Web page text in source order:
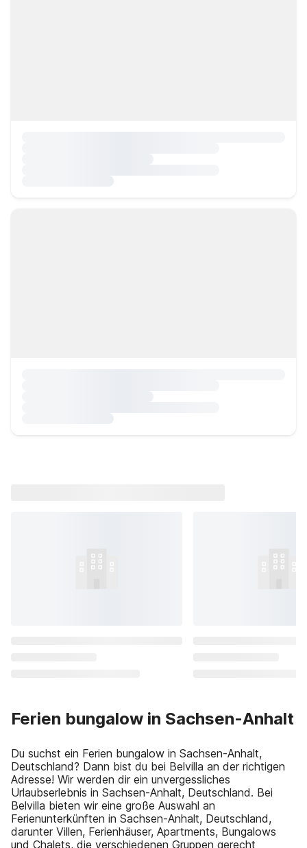
Ferien bungalow in Sachsen-Anhalt
Du suchst ein Ferien bungalow in Sachsen-Anhalt,
Deutschland? Dann bist du bei Belvilla an der richtigen
Adresse! Wir werden dir ein unvergessliches
Urlaubserlebnis in Sachsen-Anhalt, Deutschland. Bei
Belvilla bieten wir eine große Auswahl an
Ferienunterkünften in Sachsen-Anhalt, Deutschland,
darunter Villen, Ferienhäuser, Apartments, Bungalows
und Chalets, die verschiedenen Gruppen gerecht